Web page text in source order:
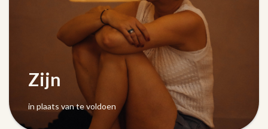
Zijn
in plaats van te voldoen